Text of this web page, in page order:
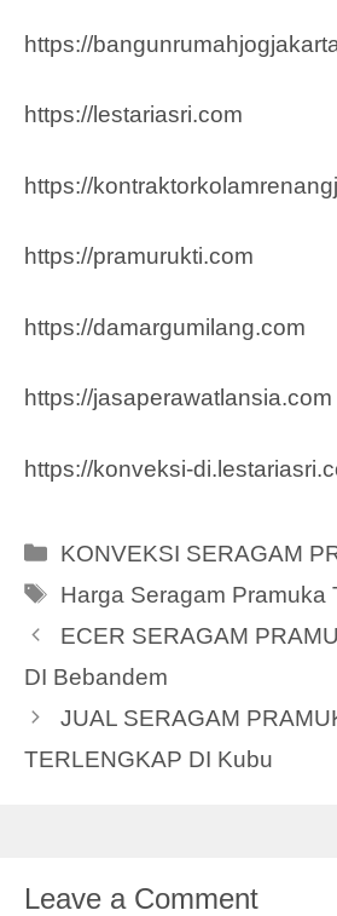
https://
https://lestariasri.com
https://
https://pramurukti.com
https://damargumilang.com
https://jasaperawatlansia.com
https://konveksi-
Categories
KONVEKSI SERAGAM
Tags
Harga Seragam Pramuka
ECER SERAGAM
DI Bebandem
JUAL SERAGAM
TERLENGKAP DI Kubu
Leave a Comment